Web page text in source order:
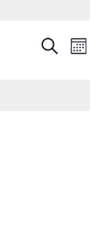
et
Recherche
de
Mois